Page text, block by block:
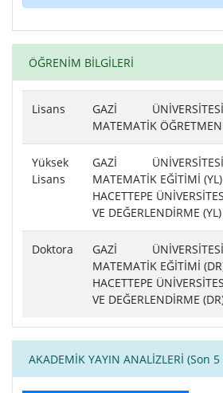
ÖĞRENİM BİLGİLERİ
Lisans
GAZİ
MATEMATİK
Yüksek
Lisans
GAZİ
MATEMATİK EĞİTİMİ
HACETTEPE
VE DEĞERLENDİRME
Doktora
GAZİ
MATEMATİK EĞİTİMİ
HACETTEPE
VE DEĞERLENDİRME
AKADEMİK YAYIN ANALİZLERİ (Son 5